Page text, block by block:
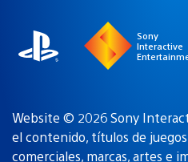
Sony
Interactive
Website © 2026 Sony
el contenido, títulos de
comerciales, marcas, artes e